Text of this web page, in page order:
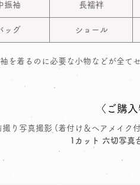
振袖 長襦袢
ッグ ショール
を着るのに必要な小物などが全て
〈ご購入
撮り写真撮影 (着付け＆ヘアメイク
1カット 六切写真